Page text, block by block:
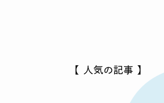
【 人気の記事 】